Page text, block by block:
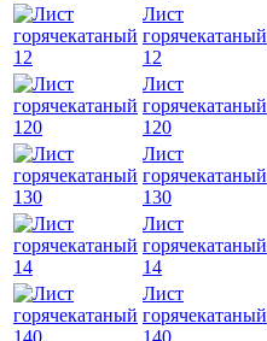
Лист
горячекатаный
12
Лист
горячекатаный
120
Лист
горячекатаный
130
Лист
горячекатаный
14
Лист
горячекатаный